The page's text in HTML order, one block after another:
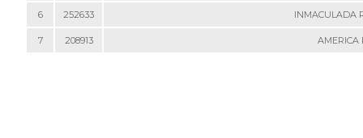
6 252633 INMACULADA
7 208913 AMERICA